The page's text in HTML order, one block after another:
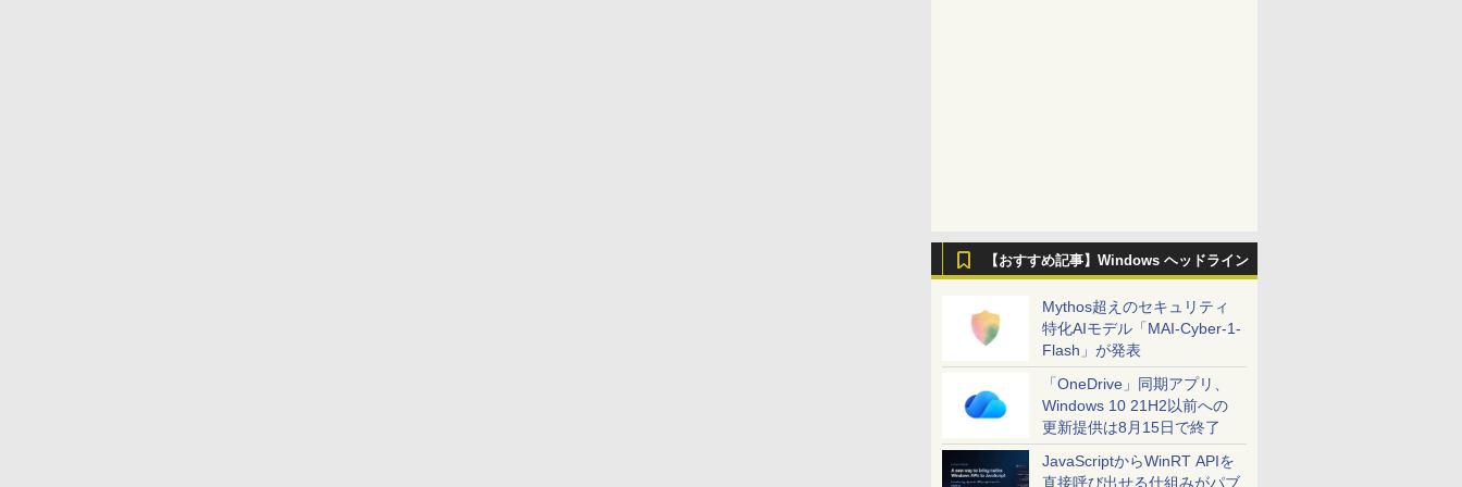
【おすすめ記事】Windows ヘッドライン
Mythos超えのセキュリティ
特化AIモデル「MAI-Cyber-1-
Flash」が発表
「OneDrive」同期アプリ、
Windows 10 21H2以前への
更新提供は8月15日で終了
JavaScriptからWinRT APIを
直接呼び出せる仕組みがパブ